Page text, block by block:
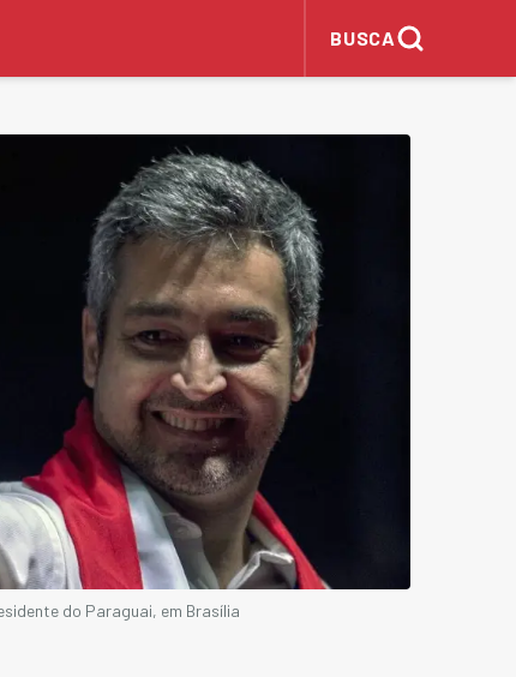
BUSCA
do Paraguai, em Brasília